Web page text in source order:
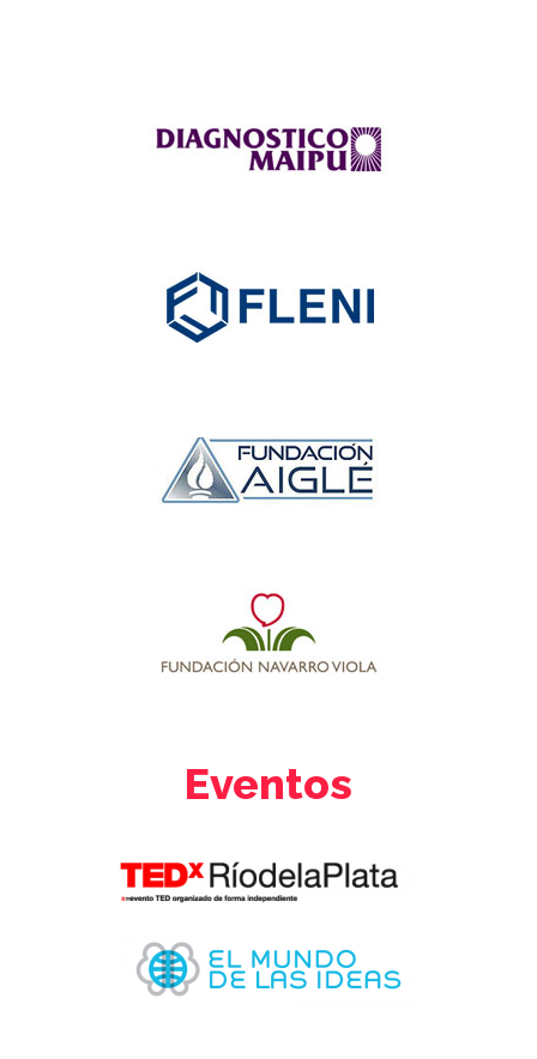
Eventos